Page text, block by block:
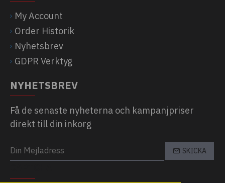
My Account
Order Historik
Nyhetsbrev
GDPR Verktyg
NYHETSBREV
Få de senaste nyheterna och kampanjpriser
direkt till din inkorg
SKICKA